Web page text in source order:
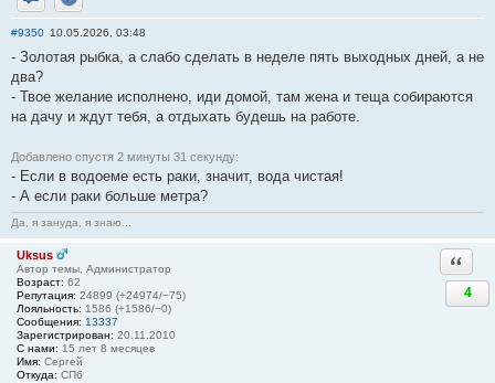
Отправить личное сообщение
Сайт
#9350 10.05.2026, 03:48
- Золотая рыбка, а слабо сделать в неделе пять выходных дней, а не
два?
- Твое желание исполнено, иди домой, там жена и теща собираются
на дачу и ждут тебя, а отдыхать будешь на работе.
Добавлено спустя 2 минуты 31 секунду:
- Если в водоеме есть раки, значит, вода чистая!
- А если раки больше метра?
Да, я зануда, я знаю...
Uksus
Автор темы, Администратор
Возраст: 62
Репутация: 24899 (+24974/−75)
Лояльность: 1586 (+1586/−0)
Сообщения: 13337
Зарегистрирован: 20.11.2010
С нами: 15 лет 8 месяцев
Имя: Сергей
Откуда: СПб
4